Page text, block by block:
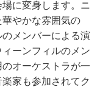
に変身します。ニ
やかな雰囲気の
メンバーによる演
ーンフィルのメン
オーケストラが一
家も参加されてク